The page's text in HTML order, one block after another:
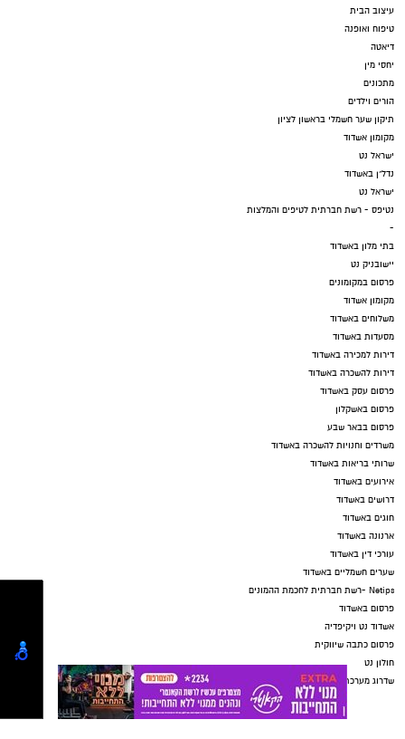
עיצוב הבית
טיפוח ואופנה
דיאטה
יחסי מין
מתכונים
הורים וילדים
תיקון שער חשמלי בראשון לציון
מקומון אשדוד
ישראל נט
נדל"ן באשדוד
ישראל נט
נטיפס - רשת חברתית לטיפים והמלצות
-
בתי מלון באשדוד
יישובניק נט
פרסום במקומונים
מקומון אשדוד
משלוחים באשדוד
מסעדות באשדוד
דירות למכירה באשדוד
דירות להשכרה באשדוד
פרסום עסק באשדוד
פרסום באשקלון
פרסום בבאר שבע
משרדים וחנויות להשכרה באשדוד
שרותי בריאות באשדוד
אירועים באשדוד
דרושים באשדוד
חוגים באשדוד
ארנונה באשדוד
עורכי דין באשדוד
שערים חשמליים באשדוד
Netips -רשת חברתית לחכמת ההמונים
פרסום באשדוד
אשדוד נט ויקיפדיה
פרסום כתבה שיווקית
חולון נט
שדרוג מערכת .NET